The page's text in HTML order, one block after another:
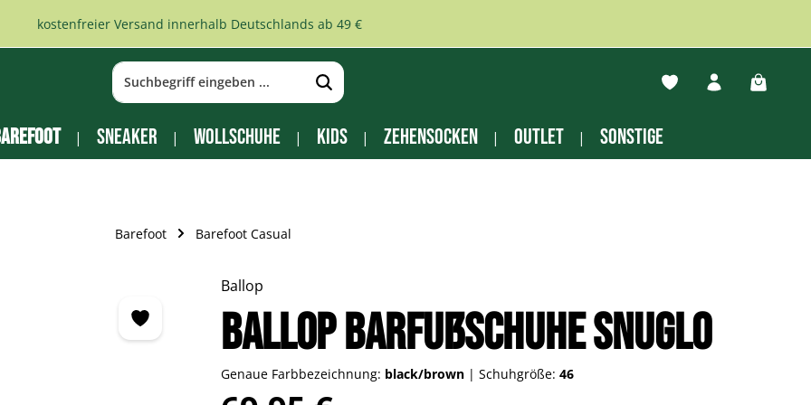
kostenfreier Versand innerhalb Deutschlands ab 49 €
Du hast 0 Produkte
Sneaker Wollschuhe Kids Zehensocken Outlet Sonstige
Barefoot Barefoot Casual
Ballop
Ballop Barfußschuhe Snuglo
Genaue Farbbezeichnung: black/brown | Schuhgröße: 46
Regulärer Preis: